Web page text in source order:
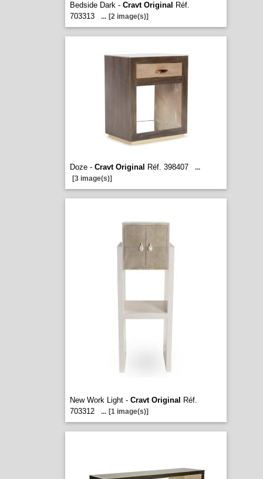
Bedside Dark - Cravt Original Réf.
703313
... [2 image(s)]
Doze - Cravt Original Réf. 398407
...
[3 image(s)]
New Work Light - Cravt Original Réf.
703312
... [1 image(s)]